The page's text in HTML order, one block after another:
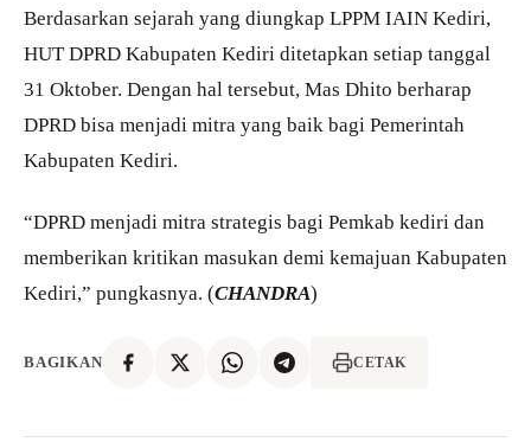
Berdasarkan sejarah yang diungkap LPPM IAIN Kediri,
HUT DPRD Kabupaten Kediri ditetapkan setiap tanggal
31 Oktober. Dengan hal tersebut, Mas Dhito berharap
DPRD bisa menjadi mitra yang baik bagi Pemerintah
Kabupaten Kediri.
“DPRD menjadi mitra strategis bagi Pemkab kediri dan
memberikan kritikan masukan demi kemajuan Kabupaten
Kediri,” pungkasnya. (CHANDRA)
BAGIKAN CETAK